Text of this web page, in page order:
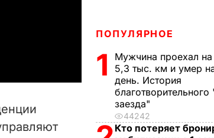
ПОПУЛЯРНОЕ
1
Мужчина проехал на
5,3 тыс. км и умер
день. История
благотворительного
заезда"
44242
Кто потеряет